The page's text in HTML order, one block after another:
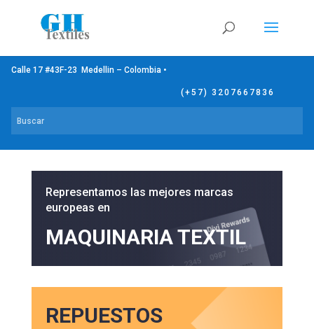
Calle 17 #43F-23 Medellin – Colombia •
(+57) 3207667836
Representamos las mejores marcas
europeas en
MAQUINARIA TEXTIL
REPUESTOS